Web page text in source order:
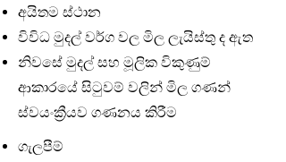
අයිතම ස්ථාන
විවිධ මුදල් වර්ග වල මිල ලැයිස්තු ද ඇත
නිවසේ මුදල් සහ මූලික විකුණුම්
ආකාරයේ සිටුවම් වලින් මිල ගණන්
ස්වයංක්‍රීයව ගණනය කිරීම
ගැලපීම්